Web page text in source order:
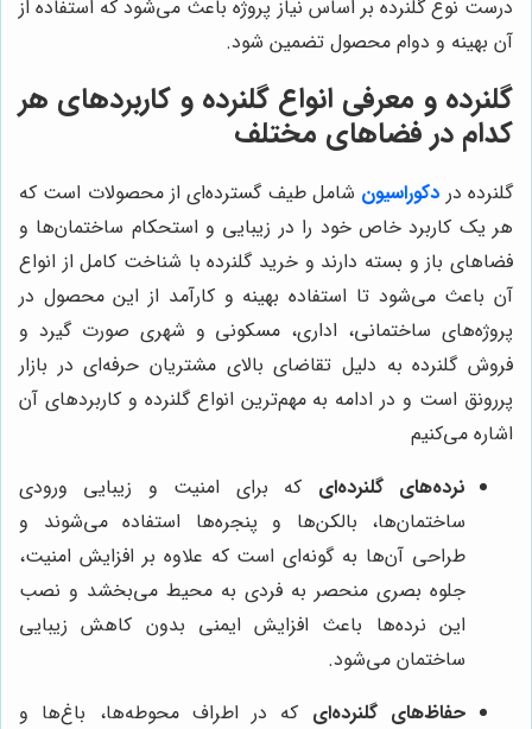
درست نوع گلنرده بر اساس نیاز پروژه باعث می‌شود که استفاده از
آن بهینه و دوام محصول تضمین شود.
گلنرده و معرفی انواع گلنرده و کاربردهای هر
کدام در فضاهای مختلف
گلنرده در دکوراسیون شامل طیف گسترده‌ای از محصولات است که
هر یک کاربرد خاص خود را در زیبایی و استحکام ساختمان‌ها و
فضاهای باز و بسته دارند و خرید گلنرده با شناخت کامل از انواع
آن باعث می‌شود تا استفاده بهینه و کارآمد از این محصول در
پروژه‌های ساختمانی، اداری، مسکونی و شهری صورت گیرد و
فروش گلنرده به دلیل تقاضای بالای مشتریان حرفه‌ای در بازار
پررونق است و در ادامه به مهم‌ترین انواع گلنرده و کاربردهای آن
اشاره می‌کنیم
نرده‌های گلنرده‌ای که برای امنیت و زیبایی ورودی
ساختمان‌ها، بالکن‌ها و پنجره‌ها استفاده می‌شوند و
طراحی آن‌ها به گونه‌ای است که علاوه بر افزایش امنیت،
جلوه بصری منحصر به فردی به محیط می‌بخشد و نصب
این نرده‌ها باعث افزایش ایمنی بدون کاهش زیبایی
ساختمان می‌شود.
حفاظ‌های گلنرده‌ای که در اطراف محوطه‌ها، باغ‌ها و